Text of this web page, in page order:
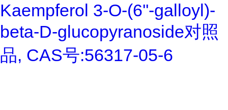
Kaempferol 3-O-(6''-galloyl)-
beta-D-glucopyranoside对照
品, CAS号:56317-05-6